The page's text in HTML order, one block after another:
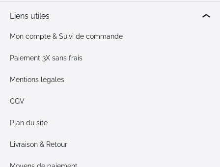
Liens utiles
Mon compte & Suivi de commande
Paiement 3X sans frais
Mentions légales
CGV
Plan du site
Livraison & Retour